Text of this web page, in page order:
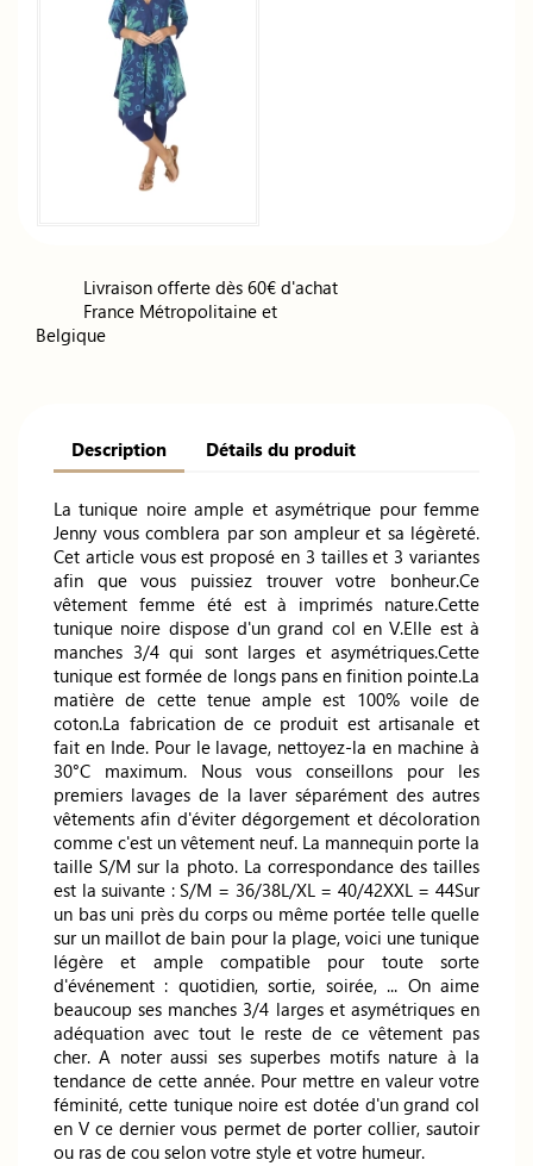
Livraison offerte dès 60€ d'achat
France Métropolitaine et
Belgique
Description Détails du produit
La tunique noire ample et asymétrique pour femme
Jenny vous comblera par son ampleur et sa légèreté.
Cet article vous est proposé en 3 tailles et 3 variantes
afin que vous puissiez trouver votre bonheur.Ce
vêtement femme été est à imprimés nature.Cette
tunique noire dispose d'un grand col en V.Elle est à
manches 3/4 qui sont larges et asymétriques.Cette
tunique est formée de longs pans en finition pointe.La
matière de cette tenue ample est 100% voile de
coton.La fabrication de ce produit est artisanale et
fait en Inde. Pour le lavage, nettoyez-la en machine à
30°C maximum. Nous vous conseillons pour les
premiers lavages de la laver séparément des autres
vêtements afin d'éviter dégorgement et décoloration
comme c'est un vêtement neuf. La mannequin porte la
taille S/M sur la photo. La correspondance des tailles
est la suivante : S/M = 36/38L/XL = 40/42XXL = 44Sur
un bas uni près du corps ou même portée telle quelle
sur un maillot de bain pour la plage, voici une tunique
légère et ample compatible pour toute sorte
d'événement : quotidien, sortie, soirée, ... On aime
beaucoup ses manches 3/4 larges et asymétriques en
adéquation avec tout le reste de ce vêtement pas
cher. A noter aussi ses superbes motifs nature à la
tendance de cette année. Pour mettre en valeur votre
féminité, cette tunique noire est dotée d'un grand col
en V ce dernier vous permet de porter collier, sautoir
ou ras de cou selon votre style et votre humeur.